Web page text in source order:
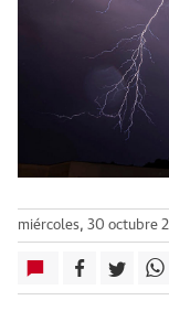
miércoles, 30 octubre